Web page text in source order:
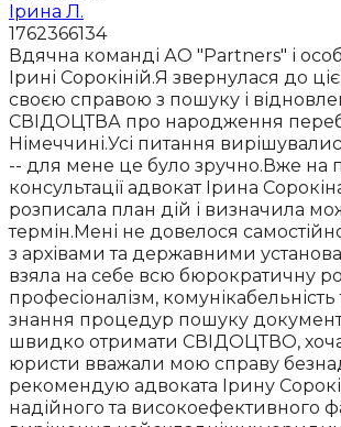
Ірина Л.
1762366134
Вдячна команді АО "Partners" і
Ірині Сорокіній.Я звернулася до
своєю справою з пошуку і
СВІДОЦТВА про народження
Німеччині.Усі питання
-- для мене це було зручно.Вже на
консультації адвокат Ірина
розписала план дій і визначила
термін.Мені не довелося
з архівами та державними
взяла на себе всю бюрократичну
професіоналізм, комунікабельність
знання процедур пошуку
швидко отримати СВІДОЦТВО, хоча
юристи вважали мою справу
рекомендую адвоката Ірину
надійного та високоефективного